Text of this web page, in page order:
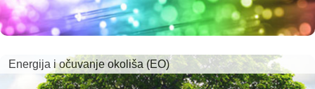
Energija i očuvanje okoliša (EO)